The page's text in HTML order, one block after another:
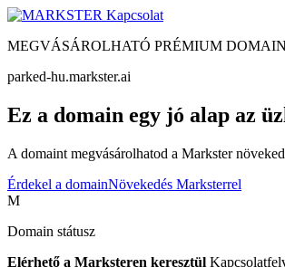
Kapcsolat
MEGVÁSÁROLHATÓ PRÉMIUM DOMAIN
parked-hu.markster.ai
Ez a domain egy jó alap az
A domaint megvásárolhatod a Markster
Érdekel a domainNövekedés Marksterrel
M
Domain státusz
Elérhető a Marksteren keresztül